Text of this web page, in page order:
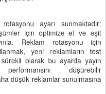
ayarı sunmaktadır:
için optimize et ve eşit
Reklam rotasyonu için
yeni reklamların test
olarak bu ayarda yayın
düşürebilir
düşük reklamlar sunulmasına